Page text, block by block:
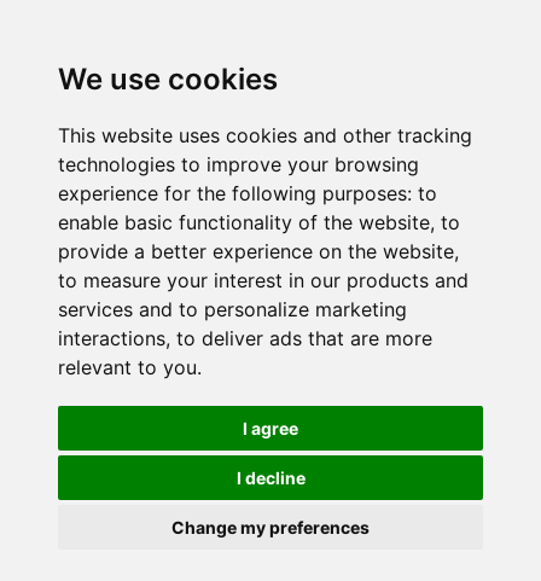
We use cookies
This website uses cookies and other tracking
technologies to improve your browsing
experience for the following purposes: to
enable basic functionality of the website, to
provide a better experience on the website,
to measure your interest in our products and
services and to personalize marketing
interactions, to deliver ads that are more
relevant to you.
I agree
I decline
Change my preferences